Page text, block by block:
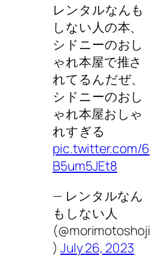
レンタルなんも
しない人の本、
シドニーのおし
ゃれ本屋で推さ
れてるんだぜ、
シドニーのおし
ゃれ本屋おしゃ
れすぎる
pic.twitter.com/6
B5um5JEt8
— レンタルなん
もしない人
(@morimotoshoji
) July 26, 2023